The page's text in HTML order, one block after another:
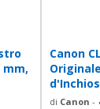
Canon
1
di Canon -